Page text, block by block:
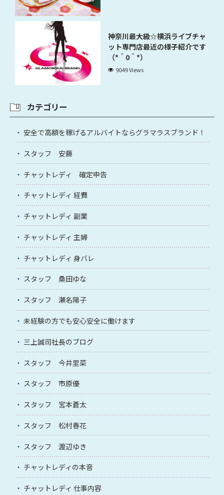
神奈川最大級☆横浜ライブチャ
ット専門店最近の様子紹介です
（*＾0＾*）
9049 Views
カテゴリー
安全で高額を稼げるアルバイトならグラマラスブランド！
スタッフ 安藤
チャットレディ 確定申告
チャットレディ 経費
チャットレディ 副業
チャットレディ 主婦
チャットレディ 身バレ
スタッフ 桑田ゆな
スタッフ 瀬名陽子
未経験の方でも安心安全に働けます
三上誠司社長のブログ
スタッフ 今井里菜
スタッフ 市原優
スタッフ 宮本蒼太
スタッフ 松村春花
スタッフ 渡辺ゆき
チャットレディの本音
チャットレディ 仕事内容